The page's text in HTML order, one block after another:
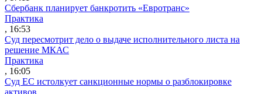
Сбербанк планирует банкротить «Евротранс»
Практика
, 16:53
Суд пересмотрит дело о выдаче исполнительного листа на
решение МКАС
Практика
, 16:05
Суд ЕС истолкует санкционные нормы о разблокировке
активов